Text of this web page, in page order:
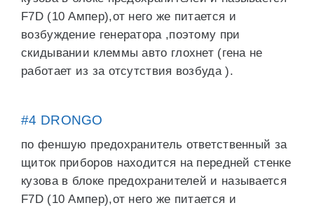
F7D (10 Ампер),от него же питается и
возбуждение генератора ,поэтому при
скидывании клеммы авто глохнет (гена не
работает из за отсутствия возбуда ).
#4 DRONGO
по феншую предохранитель ответственный за
щиток приборов находится на передней стенке
кузова в блоке предохранителей и называется
F7D (10 Ампер),от него же питается и